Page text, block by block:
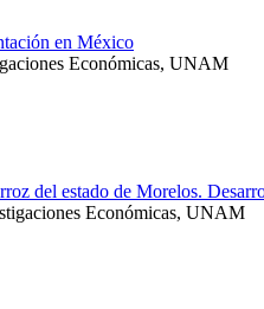
en México
Económicas, UNAM
del estado de Morelos.
Económicas, UNAM